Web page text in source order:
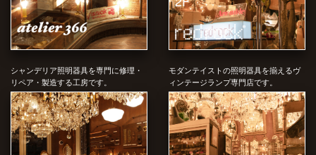
シャンデリア照明器具を専門に修理・
リペア・製造する工房です。
モダンテイストの照明器具を揃えるヴ
ィンテージランプ専門店です。